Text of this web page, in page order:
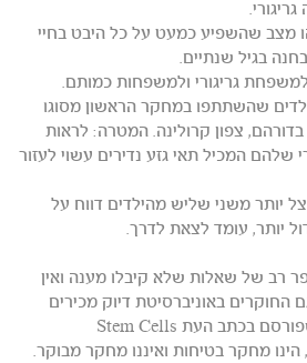
מצב שהשפיע כמעט על כל היבט בחיי
בגיל שנתיים.
גריגורי ולמשפחות כמותם.
הייתה אחת מ- 25 ילדים שהשתתפו במחקר הראשון מסוגו
בדורהם, צפון קרולינה. המטרה: לראות
שלהם המכיל תאי גזע נדירים עשוי לעזור
יותר משני שליש מהילדים דווח על
יותר, עומד לצאת לדרך.
רב של שאלות שלא קיבלו מענה ואין
החוקרים באוניברסיטת דיוק מכירים
בכך. המחקר הראשוני , שפורסם בכתב העת Stem Cells
Translational Medicine, הינו מחקר בטיחות ואיננו מחקר מבוקר.